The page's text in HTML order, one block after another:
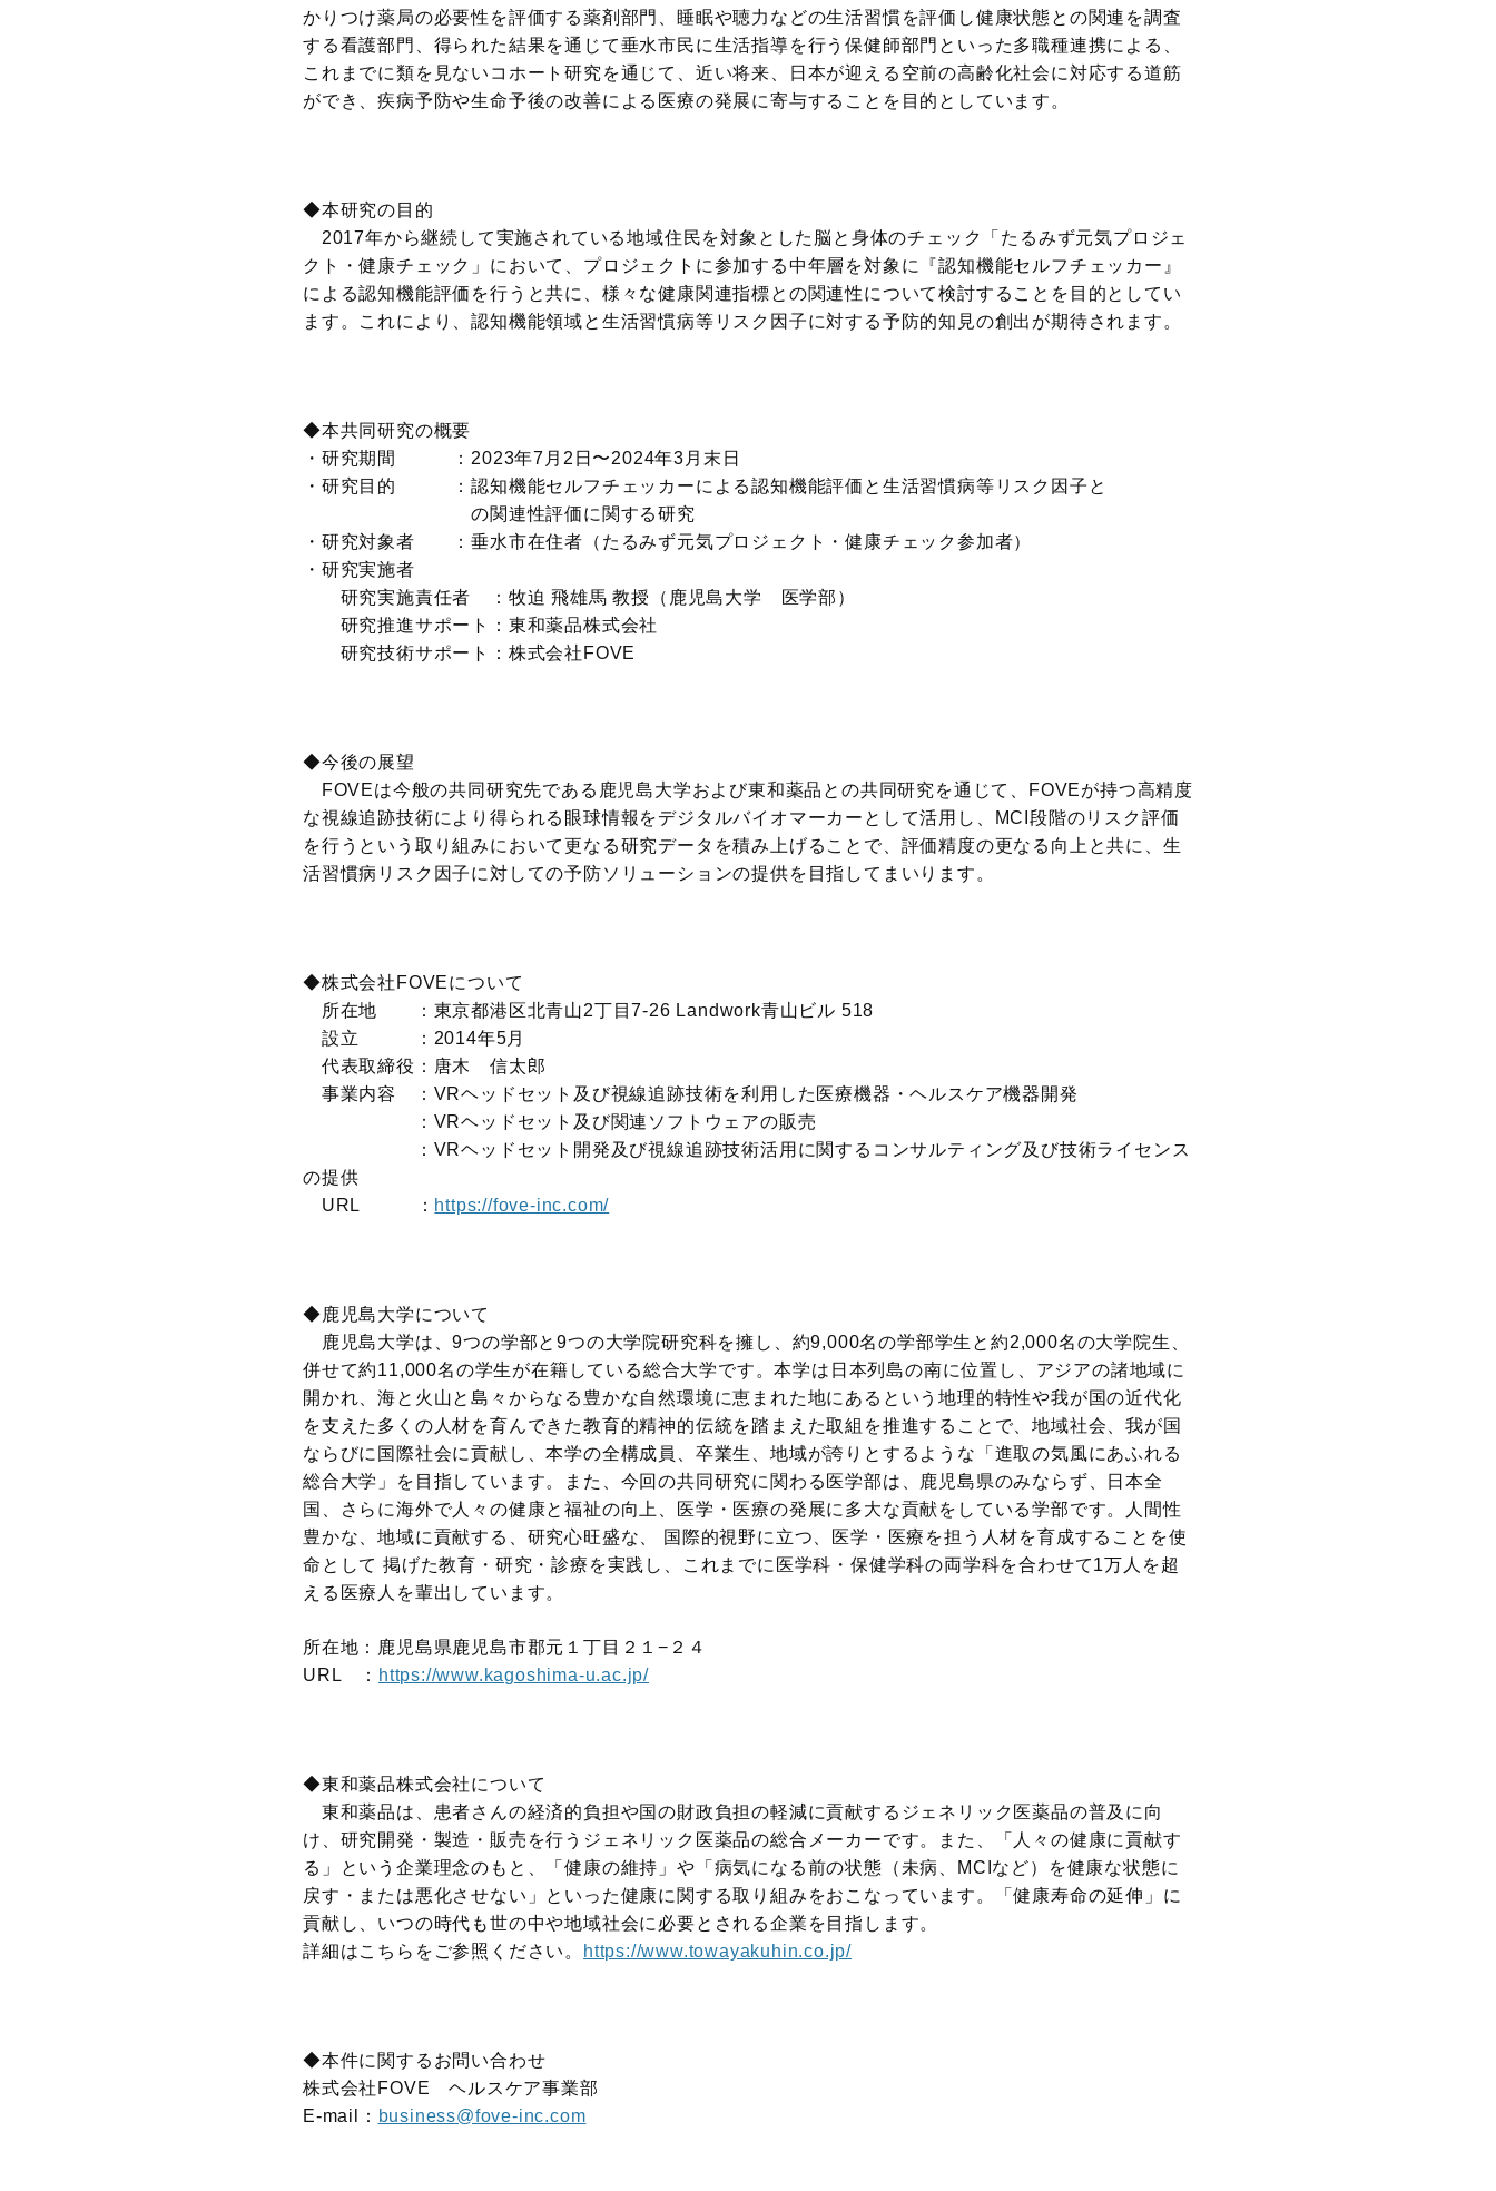
かりつけ薬局の必要性を評価する薬剤部門、睡眠や聴力などの生活習慣を評価し健康状態との関連を調査
する看護部門、得られた結果を通じて垂水市民に生活指導を行う保健師部門といった多職種連携による、
これまでに類を見ないコホート研究を通じて、近い将来、日本が迎える空前の高齢化社会に対応する道筋
ができ、疾病予防や生命予後の改善による医療の発展に寄与することを目的としています。
◆本研究の目的
2017年から継続して実施されている地域住民を対象とした脳と身体のチェック「たるみず元気プロジェ
クト・健康チェック」において、プロジェクトに参加する中年層を対象に『認知機能セルフチェッカー』
による認知機能評価を行うと共に、様々な健康関連指標との関連性について検討することを目的としてい
ます。これにより、認知機能領域と生活習慣病等リスク因子に対する予防的知見の創出が期待されます。
◆本共同研究の概要
・研究期間 ：2023年7月2日〜2024年3月末日
・研究目的 ：認知機能セルフチェッカーによる認知機能評価と生活習慣病等リスク因子と
の関連性評価に関する研究
・研究対象者 ：垂水市在住者（たるみず元気プロジェクト・健康チェック参加者）
・研究実施者
研究実施責任者 ：牧迫 飛雄馬 教授（鹿児島大学 医学部）
研究推進サポート：東和薬品株式会社
研究技術サポート：株式会社FOVE
◆今後の展望
FOVEは今般の共同研究先である鹿児島大学および東和薬品との共同研究を通じて、FOVEが持つ高精度
な視線追跡技術により得られる眼球情報をデジタルバイオマーカーとして活用し、MCI段階のリスク評価
を行うという取り組みにおいて更なる研究データを積み上げることで、評価精度の更なる向上と共に、生
活習慣病リスク因子に対しての予防ソリューションの提供を目指してまいります。
◆株式会社FOVEについて
所在地 ：東京都港区北青山2丁目7-26 Landwork青山ビル 518
設立 ：2014年5月
代表取締役：唐木 信太郎
事業内容 ：VRヘッドセット及び視線追跡技術を利用した医療機器・ヘルスケア機器開発
：VRヘッドセット及び関連ソフトウェアの販売
：VRヘッドセット開発及び視線追跡技術活用に関するコンサルティング及び技術ライセンス
の提供
URL ： https://fove-inc.com/
◆鹿児島大学について
鹿児島大学は、9つの学部と9つの大学院研究科を擁し、約9,000名の学部学生と約2,000名の大学院生、
併せて約11,000名の学生が在籍している総合大学です。本学は日本列島の南に位置し、アジアの諸地域に
開かれ、海と火山と島々からなる豊かな自然環境に恵まれた地にあるという地理的特性や我が国の近代化
を支えた多くの人材を育んできた教育的精神的伝統を踏まえた取組を推進することで、地域社会、我が国
ならびに国際社会に貢献し、本学の全構成員、卒業生、地域が誇りとするような「進取の気風にあふれる
総合大学」を目指しています。また、今回の共同研究に関わる医学部は、鹿児島県のみならず、日本全
国、さらに海外で人々の健康と福祉の向上、医学・医療の発展に多大な貢献をしている学部です。人間性
豊かな、地域に貢献する、研究心旺盛な、 国際的視野に立つ、医学・医療を担う人材を育成することを使
命として 掲げた教育・研究・診療を実践し、これまでに医学科・保健学科の両学科を合わせて1万人を超
える医療人を輩出しています。
所在地：鹿児島県鹿児島市郡元１丁目２１−２４
URL ： https://www.kagoshima-u.ac.jp/
◆東和薬品株式会社について
東和薬品は、患者さんの経済的負担や国の財政負担の軽減に貢献するジェネリック医薬品の普及に向
け、研究開発・製造・販売を行うジェネリック医薬品の総合メーカーです。また、「人々の健康に貢献す
る」という企業理念のもと、「健康の維持」や「病気になる前の状態（未病、MCIなど）を健康な状態に
戻す・または悪化させない」といった健康に関する取り組みをおこなっています。「健康寿命の延伸」に
貢献し、いつの時代も世の中や地域社会に必要とされる企業を目指します。
詳細はこちらをご参照ください。
https://www.towayakuhin.co.jp/
◆本件に関するお問い合わせ
株式会社FOVE ヘルスケア事業部
E-mail： business@fove-inc.com